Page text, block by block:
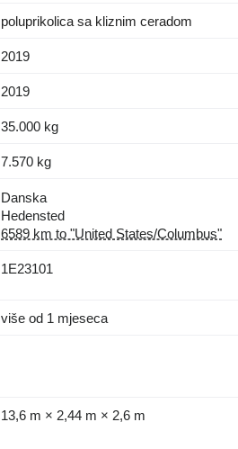
poluprikolica sa kliznim ceradom
2019
2019
35.000 kg
7.570 kg
Danska
Hedensted
6589 km to "United States/Columbus"
1E23101
više od 1 mjeseca
13,6 m × 2,44 m × 2,6 m